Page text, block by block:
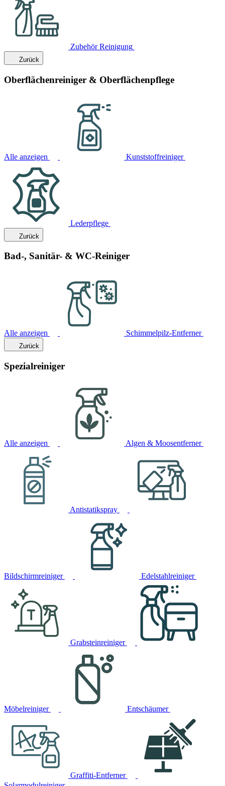
Zubehör Reinigung
Zurück
Oberflächenreiniger & Oberflächenpflege
Alle anzeigen Kunststoffreiniger
Lederpflege
Zurück
Bad-, Sanitär- & WC-Reiniger
Alle anzeigen Schimmelpilz-Entferner
Zurück
Spezialreiniger
Alle anzeigen Algen & Moosentferner
Antistatikspray
Bildschirmreiniger Edelstahlreiniger
Grabsteinreiniger
Möbelreiniger Entschäumer
Graffiti-Entferner